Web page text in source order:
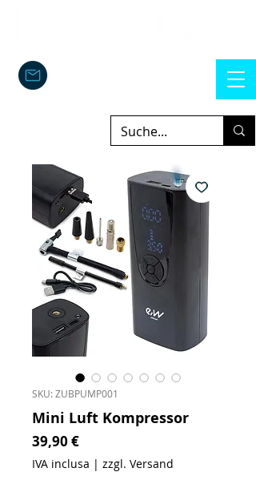
SKU: ZUBPUMP001
Mini Luft Kompressor
39,90 €Prezzo
IVA inclusa | zzgl. Versand